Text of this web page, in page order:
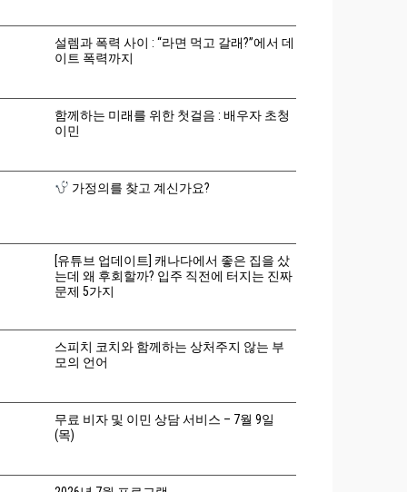
설렘과 폭력 사이 : “라면 먹고 갈래?”에서 데
이트 폭력까지
함께하는 미래를 위한 첫걸음 : 배우자 초청
이민
가정의를 찾고 계신가요?
[유튜브 업데이트] 캐나다에서 좋은 집을 샀
는데 왜 후회할까? 입주 직전에 터지는 진짜
문제 5가지
스피치 코치와 함께하는 상처주지 않는 부
모의 언어
무료 비자 및 이민 상담 서비스 – 7월 9일
(목)